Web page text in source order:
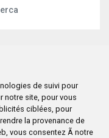
de suivi pour
notre site, pour vous
ciblées, pour
la provenance de
vous consentez Ã notre
BURGOS
C